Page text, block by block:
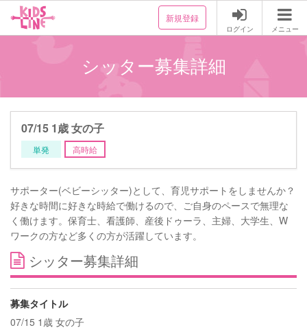
新規登録
ログイン メニュー
シッター募集詳細
07/15 1歳 女の子
単発 高時給
サポーター(ベビーシッター)として、育児サポートをしませんか？
好きな時間に好きな時給で働けるので、ご自身のペースで無理な
く働けます。保育士、看護師、産後ドゥーラ、主婦、大学生、W
ワークの方など多くの方が活躍しています。
シッター募集詳細
募集タイトル
07/15 1歳 女の子